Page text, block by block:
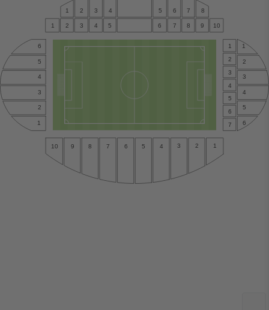
1 2 3 4 5 6 7 8 9 10
1
2
3
4
5
6
7
8
9
10
1
2
3
4
5
6
1
2
3
4
5
6
7
1
2
3
4
5
6
1 2 3 4 5 6 7 8